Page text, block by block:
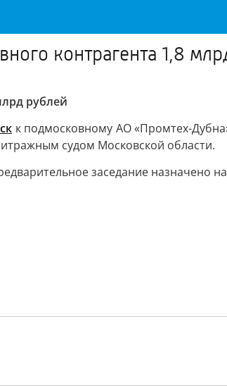
контрагента 1,8
рублей
к подмосковному АО «Промтех-
судом Московской области.
заседание назначено